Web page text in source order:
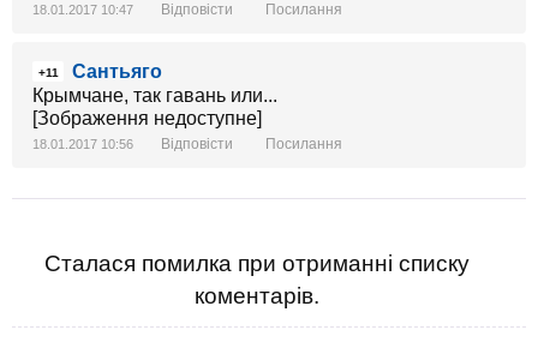
18.01.2017 10:47 Відповісти Посилання
+11
Сантьяго
Крымчане, так гавань или...
[Зображення недоступне]
18.01.2017 10:56 Відповісти Посилання
Сталася помилка при отриманні списку
коментарів.